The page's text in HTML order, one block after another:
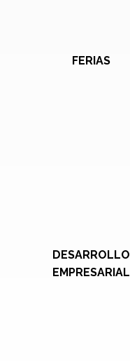
FERIAS
DESARROLLO
EMPRESARIAL